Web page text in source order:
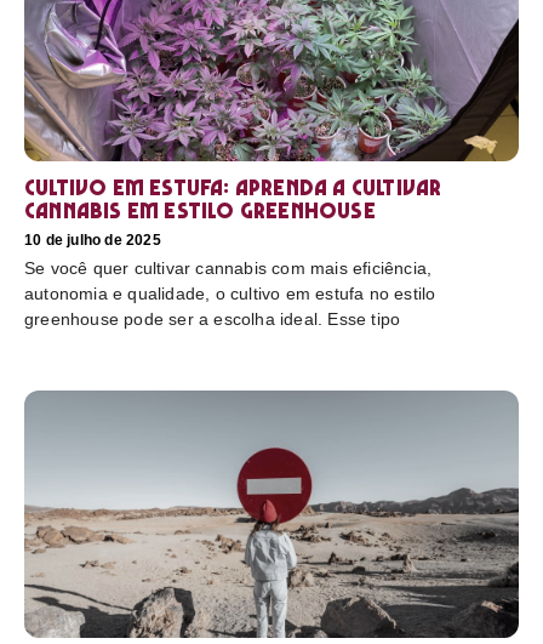
Cultivo em estufa: aprenda a cultivar
cannabis em estilo greenhouse
10 de julho de 2025
Se você quer cultivar cannabis com mais eficiência,
autonomia e qualidade, o cultivo em estufa no estilo
greenhouse pode ser a escolha ideal. Esse tipo